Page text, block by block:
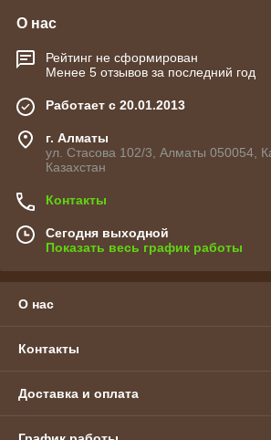
О нас
Рейтинг не сформирован
Менее 5 отзывов за последний год
Работает с 20.01.2013
г. Алматы
ул. Стасова 102/3, Алматы 050054,
Казахстан
Контакты
Сегодня выходной
Показать весь график работы
О нас
Контакты
Доставка и оплата